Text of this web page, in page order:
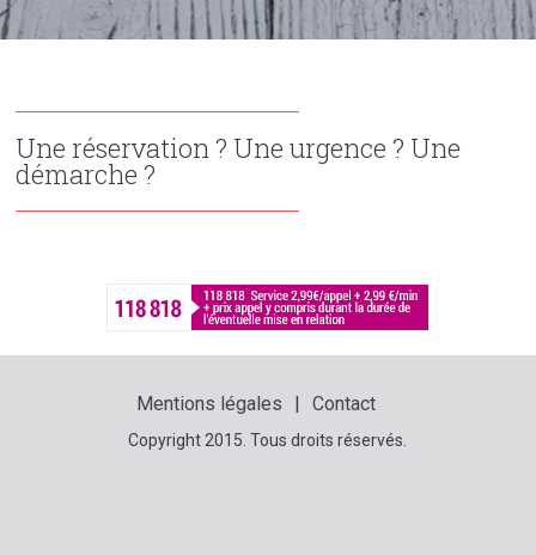
Une réservation ? Une urgence ? Une
démarche ?
Mentions légales Contact
Copyright 2015. Tous droits réservés.